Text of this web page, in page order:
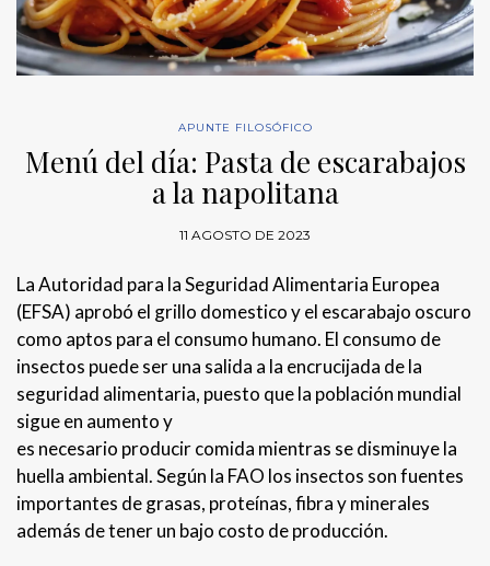
APUNTE FILOSÓFICO
Menú del día: Pasta de escarabajos
a la napolitana
11 AGOSTO DE 2023
La Autoridad para la Seguridad Alimentaria Europea
(EFSA) aprobó el grillo domestico y el escarabajo oscuro
como aptos para el consumo humano. El consumo de
insectos puede ser una salida a la encrucijada de la
seguridad alimentaria, puesto que la población mundial
sigue en aumento y
es necesario producir comida mientras se disminuye la
huella ambiental. Según la FAO los insectos son fuentes
importantes de grasas, proteínas, fibra y minerales
además de tener un bajo costo de producción.